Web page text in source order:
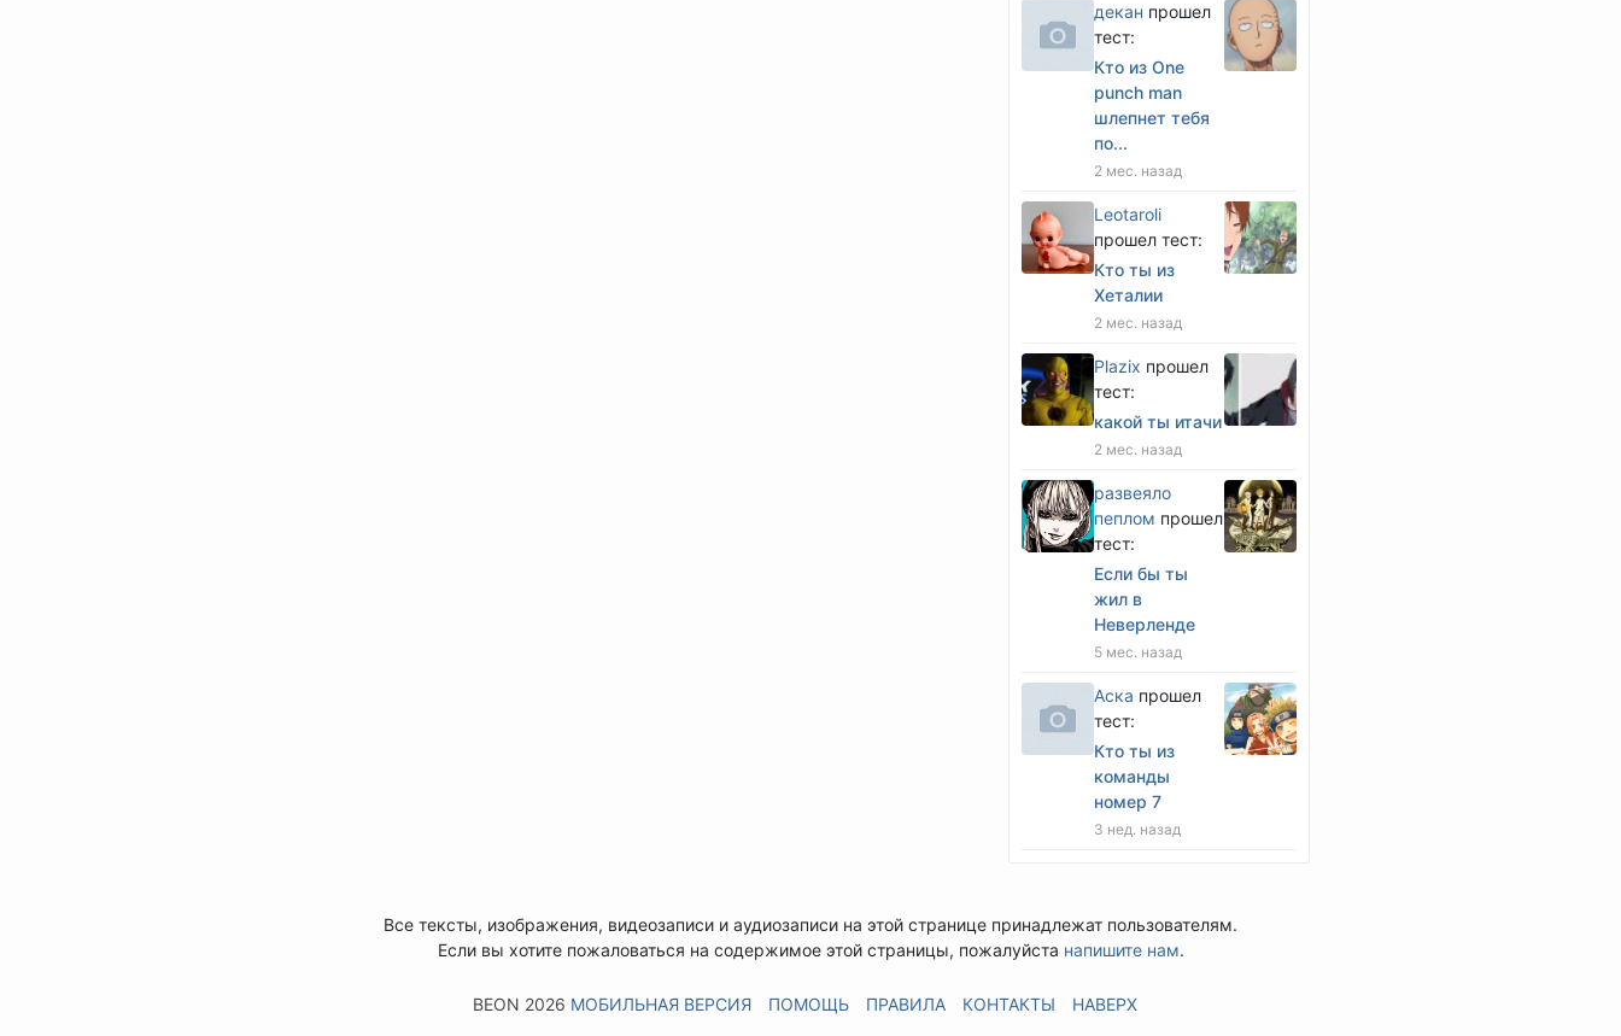
декан прошел
тест:
Кто из One
punch man
шлепнет тебя
по...
2 мес. назад
Leotaroli
прошел тест:
Кто ты из
Хеталии
2 мес. назад
Plazix прошел
тест:
какой ты итачи
2 мес. назад
развеяло
пеплом прошел
тест:
Если бы ты
жил в
Неверленде
5 мес. назад
Аска прошел
тест:
Кто ты из
команды
номер 7
3 нед. назад
Все тексты, изображения, видеозаписи и аудиозаписи на этой странице принадлежат пользователям.
Если вы хотите пожаловаться на содержимое этой страницы, пожалуйста напишите нам.
BEON 2026 МОБИЛЬНАЯ ВЕРСИЯ ПОМОЩЬ ПРАВИЛА КОНТАКТЫ НАВЕРХ